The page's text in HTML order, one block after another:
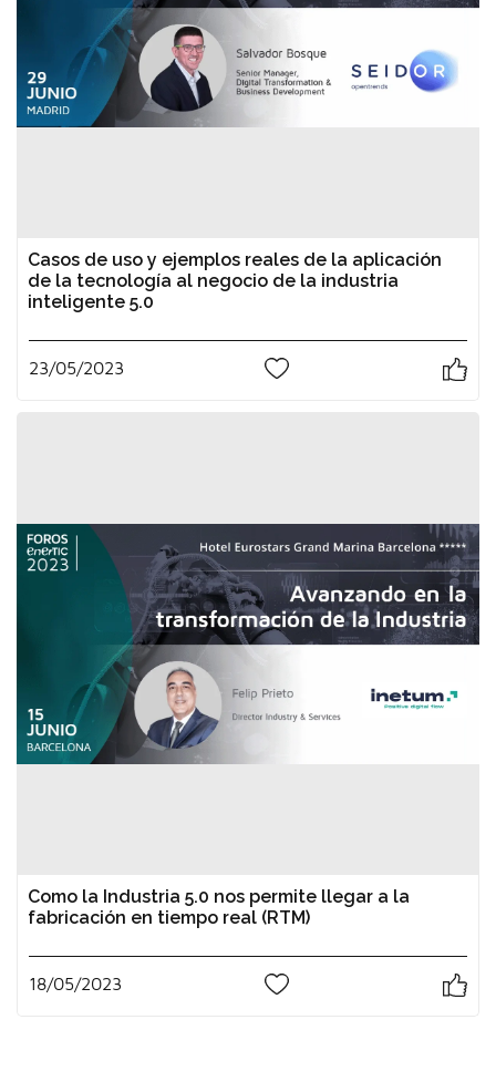
Casos de uso y ejemplos reales de la aplicación
de la tecnología al negocio de la industria
inteligente 5.0
23/05/2023
Como la Industria 5.0 nos permite llegar a la
fabricación en tiempo real (RTM)
18/05/2023